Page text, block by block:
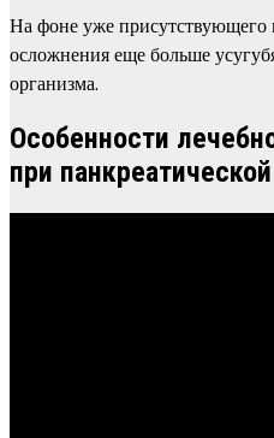
На фоне уже присутствующего
осложнения еще больше
организма.
Особенности
при